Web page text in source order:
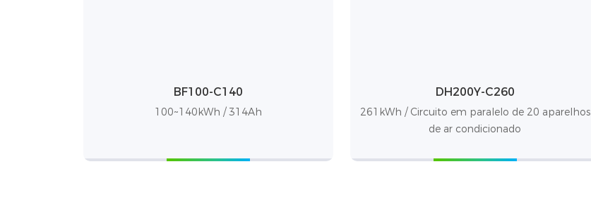
BF100-C140
100~140kWh / 314Ah
DH200Y-C260
261kWh / Circuito em paralelo de 20 aparelhos
de ar condicionado